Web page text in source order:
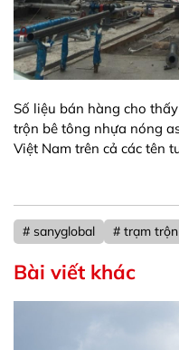
Số liệu bán hàng cho
trộn bê tông nhựa nóng
Việt Nam trên cả các tên
# sanyglobal # trạm
Bài viết khác